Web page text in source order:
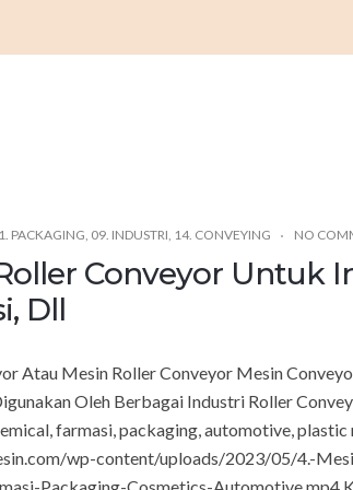
PACKAGING, 09. INDUSTRI, 14. CONVEYING NO
Conveyor Untuk
Dll
Atau Mesin Roller Conveyor Mesin
Oleh Berbagai Industri Roller
farmasi, packaging, automotive,
wp-content/uploads/2023/05/4.-